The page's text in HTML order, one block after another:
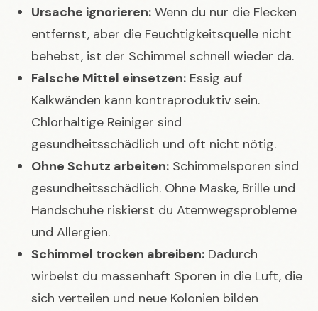
Ursache ignorieren: Wenn du nur die Flecken
entfernst, aber die Feuchtigkeitsquelle nicht
behebst, ist der Schimmel schnell wieder da.
Falsche Mittel einsetzen: Essig auf
Kalkwänden kann kontraproduktiv sein.
Chlorhaltige Reiniger sind
gesundheitsschädlich und oft nicht nötig.
Ohne Schutz arbeiten: Schimmelsporen sind
gesundheitsschädlich. Ohne Maske, Brille und
Handschuhe riskierst du Atemwegsprobleme
und Allergien.
Schimmel trocken abreiben: Dadurch
wirbelst du massenhaft Sporen in die Luft, die
sich verteilen und neue Kolonien bilden